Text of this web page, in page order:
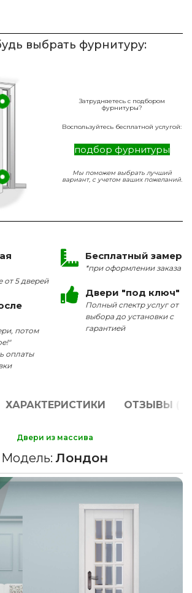
выбрать фурнитуру:
Затрудняетесь с подбором
фурнитуры?
Воспользуйтесь бесплатной услугой:
подбор фурнитуры
Мы поможем выбрать лучший
вариант, с учетом ваших пожеланий.
от 5 дверей
потом
оплаты
Бесплатный замер
*при оформлении заказа
Двери "под ключ"
Полный спектр услуг от
выбора до установки с
гарантией
ХАРАКТЕРИСТИКИ ОТЗЫВЫ (0)
Двери из массива
Модель:Лондон